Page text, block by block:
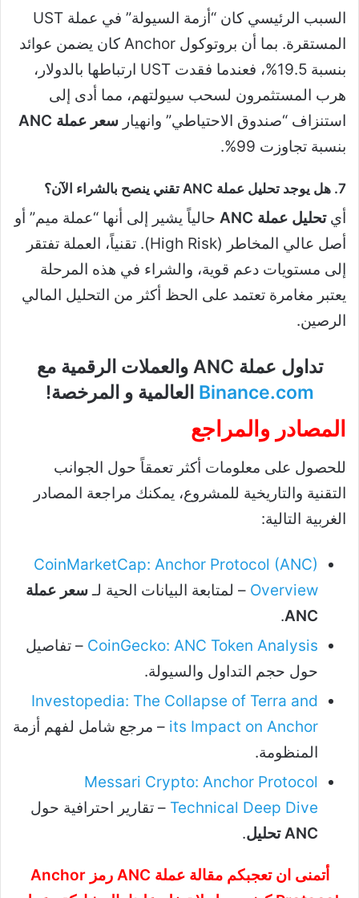
السبب الرئيسي كان “أزمة السيولة” في عملة UST
المستقرة. بما أن بروتوكول Anchor كان يضمن عوائد
بنسبة 19.5%، فعندما فقدت UST ارتباطها بالدولار،
هرب المستثمرون لسحب سيولتهم، مما أدى إلى
استنزاف “صندوق الاحتياطي” وانهيار سعر عملة ANC
بنسبة تجاوزت 99%.
7. هل يوجد تحليل عملة ANC تقني ينصح بالشراء الآن؟
أيتحليل عملة ANC
حالياً يشير إلى أنها “عملة ميم” أو
أصل عالي المخاطر (High Risk). تقنياً، العملة تفتقر
إلى مستويات دعم قوية، والشراء في هذه المرحلة
يعتبر مغامرة تعتمد على الحظ أكثر من التحليل المالي
الرصين.
تداول عملة ANC والعملات الرقمية مع
Binance.com العالمية و المرخصة!
المصادر والمراجع
للحصول على معلومات أكثر تعمقاً حول الجوانب
التقنية والتاريخية للمشروع، يمكنك مراجعة المصادر
الغربية التالية:
CoinMarketCap: Anchor Protocol (ANC)
Overview – لمتابعة البيانات الحية لـسعر عملة
ANC
.
CoinGecko: ANC Token Analysis – تفاصيل
حول حجم التداول والسيولة.
Investopedia: The Collapse of Terra and
its Impact on Anchor – مرجع شامل لفهم أزمة
المنظومة.
Messari Crypto: Anchor Protocol
Technical Deep Dive – تقارير احترافية حول
ANC تحليل
.
أتمنى ان تعجبكم مقالة عملة ANC رمز Anchor